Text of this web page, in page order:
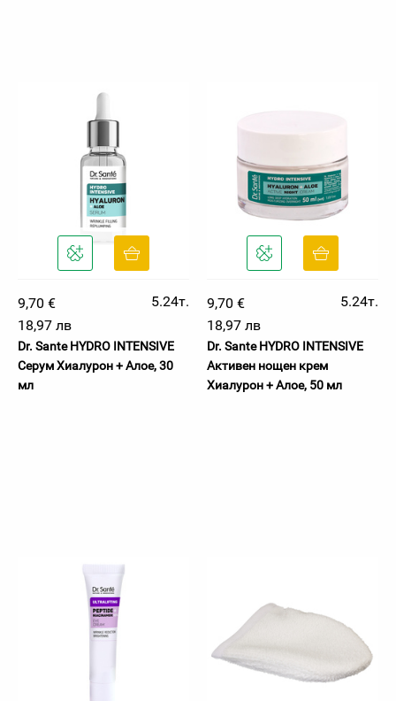
9,70 €
5.24т.
18,97 лв
Dr. Sante HYDRO INTENSIVE
Серум Хиалурон + Алое, 30
мл
9,70 €
5.24т.
18,97 лв
Dr. Sante HYDRO INTENSIVE
Активен нощен крем
Хиалурон + Алое, 50 мл